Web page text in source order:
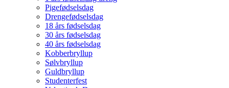
Pigefødselsdag
Drengefødselsdag
18 års fødselsdag
30 års fødselsdag
40 års fødselsdag
Kobberbryllup
Sølvbryllup
Guldbryllup
Studenterfest